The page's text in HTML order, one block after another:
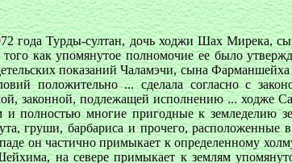
года Турды-султан, дочь ходжи Шах Мирека,
как упомянутое полномочие ее было
показаний Чаламэчи, сына
положительно ... сделала согласно с
законной, подлежащей исполнению ... ходже
полностью многие пригодные к земледелию
груши, барбариса и прочего,
он частично примыкает к определенному
на севере примыкает к землям